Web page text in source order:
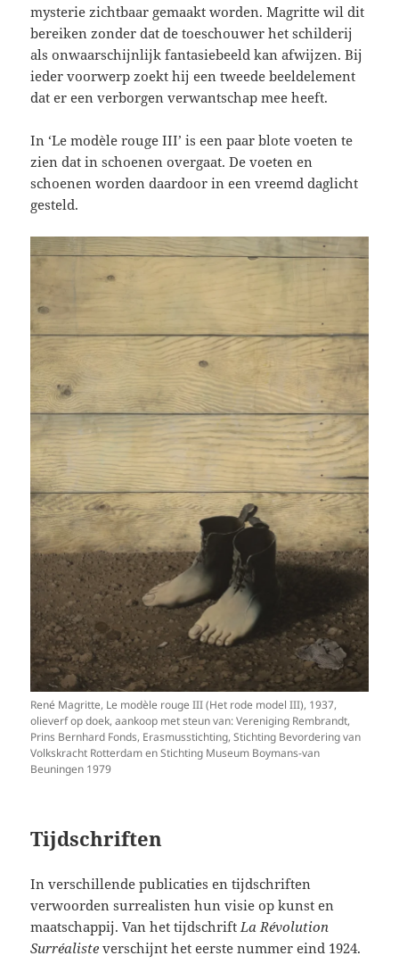
mysterie zichtbaar gemaakt worden. Magritte wil dit
bereiken zonder dat de toeschouwer het schilderij
als onwaarschijnlijk fantasiebeeld kan afwijzen. Bij
ieder voorwerp zoekt hij een tweede beeldelement
dat er een verborgen verwantschap mee heeft.
In ‘Le modèle rouge III’ is een paar blote voeten te
zien dat in schoenen overgaat. De voeten en
schoenen worden daardoor in een vreemd daglicht
gesteld.
René Magritte, Le modèle rouge III (Het rode model III), 1937,
olieverf op doek, aankoop met steun van: Vereniging Rembrandt,
Prins Bernhard Fonds, Erasmusstichting, Stichting Bevordering van
Volkskracht Rotterdam en Stichting Museum Boymans-van
Beuningen 1979
Tijdschriften
In verschillende publicaties en tijdschriften
verwoorden surrealisten hun visie op kunst en
maatschappij. Van het tijdschriftLa Révolution
Surréaliste verschijnt het eerste nummer eind 1924.